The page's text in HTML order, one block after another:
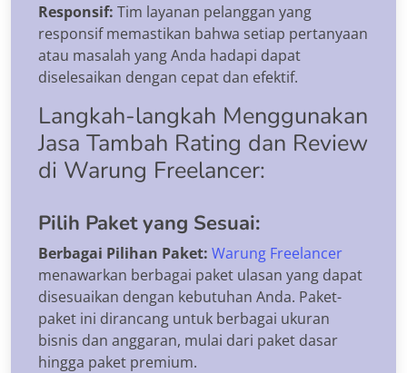
Responsif: Tim layanan pelanggan yang
responsif memastikan bahwa setiap pertanyaan
atau masalah yang Anda hadapi dapat
diselesaikan dengan cepat dan efektif.
Langkah-langkah Menggunakan
Jasa Tambah Rating dan Review
di Warung Freelancer:
Pilih Paket yang Sesuai:
Berbagai Pilihan Paket: Warung Freelancer
menawarkan berbagai paket ulasan yang dapat
disesuaikan dengan kebutuhan Anda. Paket-
paket ini dirancang untuk berbagai ukuran
bisnis dan anggaran, mulai dari paket dasar
hingga paket premium.